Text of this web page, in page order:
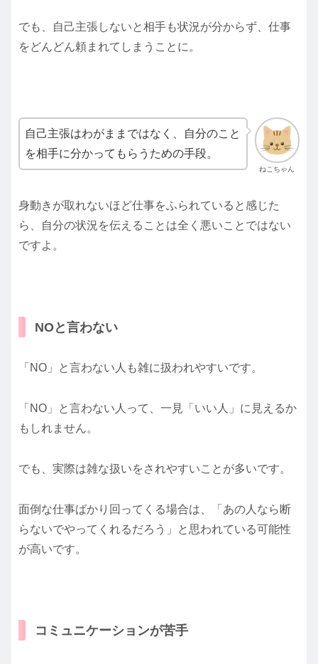
でも、自己主張しないと相手も状況が分からず、仕事
をどんどん頼まれてしまうことに。
ねこちゃん
自己主張はわがままではなく、自分のこと
を相手に分かってもらうための手段。
身動きが取れないほど仕事をふられていると感じた
ら、自分の状況を伝えることは全く悪いことではない
ですよ。
NOと言わない
「NO」と言わない人も雑に扱われやすいです。
「NO」と言わない人って、一見「いい人」に見えるか
もしれません。
でも、実際は雑な扱いをされやすいことが多いです。
面倒な仕事ばかり回ってくる場合は、「あの人なら断
らないでやってくれるだろう」と思われている可能性
が高いです。
コミュニケーションが苦手